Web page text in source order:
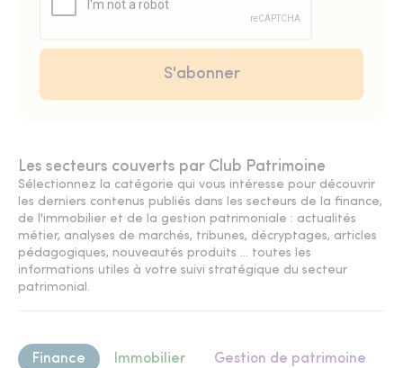
Les secteurs couverts par Club Patrimoine
Sélectionnez la catégorie qui vous intéresse pour découvrir
les derniers contenus publiés dans les secteurs de la finance,
de l'immobilier et de la gestion patrimoniale : actualités
métier, analyses de marchés, tribunes, décryptages, articles
pédagogiques, nouveautés produits ... toutes les
informations utiles à votre suivi stratégique du secteur
patrimonial.
Finance Immobilier Gestion de patrimoine